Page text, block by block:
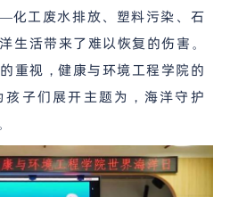
化工废水排放、塑料污染、石
生活带来了难以恢复的伤害 。
重视 ， 健康与环境工程学院的
孩子们展开主题为 ， 海洋守护
。